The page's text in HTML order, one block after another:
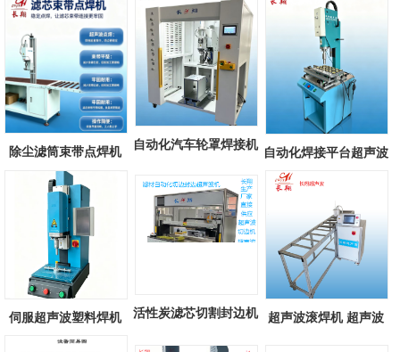
除尘滤筒束带点焊机
滤筒束带超...
自动化汽车轮罩焊接机
自动化焊接平台超声波
焊接机 自...
伺服超声波塑料焊机
长翔新款伺...
活性炭滤芯切割封边机
超声波滚焊机 超声波